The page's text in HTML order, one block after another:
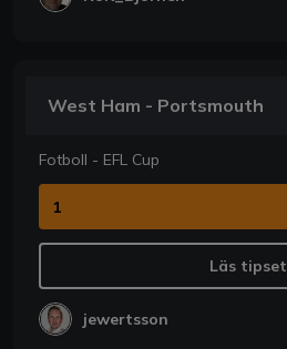
West Ham - Portsmouth
Fotboll - EFL Cup
1
Läs tipset
jewertsson